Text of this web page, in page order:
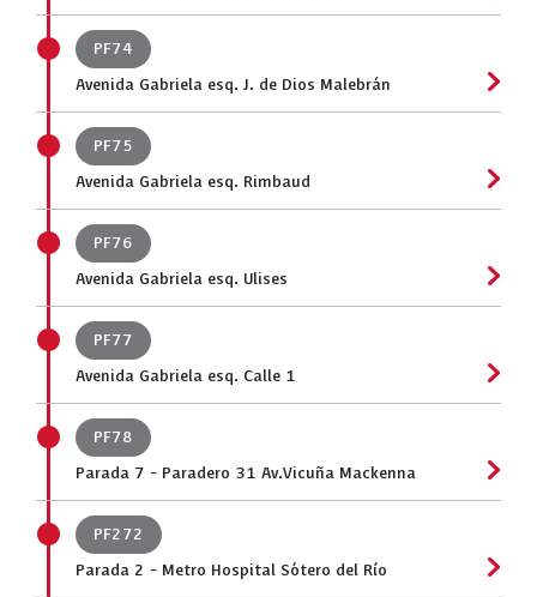
PF74
Avenida Gabriela esq. J. de Dios Malebrán
PF75
Avenida Gabriela esq. Rimbaud
PF76
Avenida Gabriela esq. Ulises
PF77
Avenida Gabriela esq. Calle 1
PF78
Parada 7 - Paradero 31 Av.Vicuña Mackenna
PF272
Parada 2 - Metro Hospital Sótero del Río